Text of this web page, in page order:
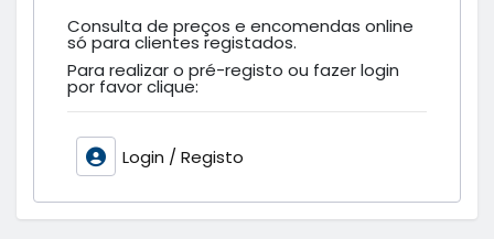
Consulta de preços e encomendas online
só para clientes registados.
Para realizar o pré-registo ou fazer login
por favor clique:
Login / Registo